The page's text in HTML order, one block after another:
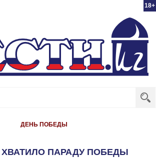
18+
ДЕНЬ ПОБЕДЫ
ХВАТИЛО ПАРАДУ ПОБЕДЫ